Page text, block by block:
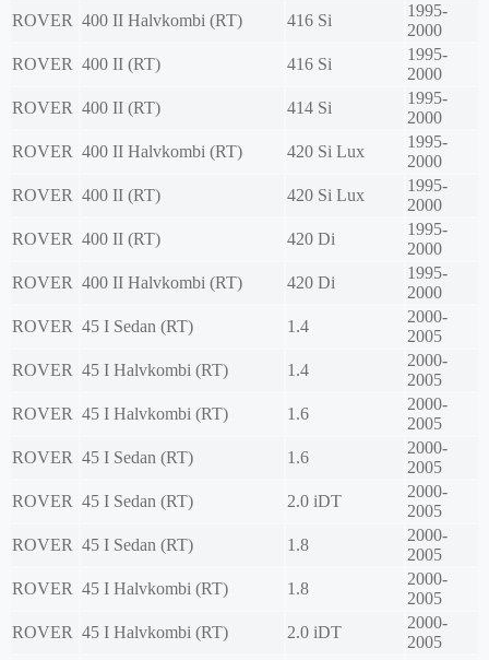
ROVER 400 II Halvkombi (RT) 416 Si
1995-
2000
ROVER 400 II (RT) 416 Si
1995-
2000
ROVER 400 II (RT) 414 Si
1995-
2000
ROVER 400 II Halvkombi (RT) 420 Si Lux
1995-
2000
ROVER 400 II (RT) 420 Si Lux
1995-
2000
ROVER 400 II (RT) 420 Di
1995-
2000
ROVER 400 II Halvkombi (RT) 420 Di
1995-
2000
ROVER 45 I Sedan (RT) 1.4
2000-
2005
ROVER 45 I Halvkombi (RT) 1.4
2000-
2005
ROVER 45 I Halvkombi (RT) 1.6
2000-
2005
ROVER 45 I Sedan (RT) 1.6
2000-
2005
ROVER 45 I Sedan (RT) 2.0 iDT
2000-
2005
ROVER 45 I Sedan (RT) 1.8
2000-
2005
ROVER 45 I Halvkombi (RT) 1.8
2000-
2005
ROVER 45 I Halvkombi (RT) 2.0 iDT
2000-
2005